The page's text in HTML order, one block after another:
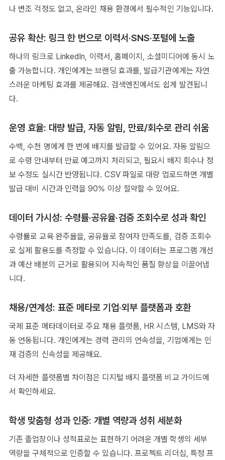
나 변조 걱정도 없고, 온라인 채용 환경에서 필수적인 기능입니다.
공유 확산: 링크 한 번으로 이력서·SNS·포털에 노출
하나의 링크로 LinkedIn, 이력서, 홈페이지, 소셜미디어에 동시 노
출 가능합니다. 개인에게는 브랜딩 효과를, 발급기관에게는 자연
스러운 마케팅 효과를 제공해요. 검색엔진에서도 쉽게 발견됩니
다.
운영 효율: 대량 발급, 자동 알림, 만료/회수로 관리 쉬움
수백, 수천 명에게 한 번에 배지를 발급할 수 있어요. 자동 알림으
로 수령 안내부터 만료 예고까지 처리되고, 필요시 배지 회수나 정
보 수정도 실시간 반영됩니다. CSV 파일로 대량 업로드하면 개별
발급 대비 시간과 인력을 90% 이상 절약할 수 있어요.
데이터 가시성: 수령률·공유율·검증 조회수로 성과 확인
수령률로 교육 완주율을, 공유율로 참여자 만족도를, 검증 조회수
로 실제 활용도를 측정할 수 있습니다. 이 데이터는 프로그램 개선
과 예산 배분의 근거로 활용되어 지속적인 품질 향상을 이끌어냅
니다.
채용/연계성: 표준 메타로 기업·외부 플랫폼과 호환
국제 표준 메타데이터로 주요 채용 플랫폼, HR 시스템, LMS와 자
동 연동됩니다. 개인에게는 경력 관리의 연속성을, 기업에게는 인
재 검증의 신속성을 제공해요.
더 자세한 플랫폼별 차이점은 디지털 배지 플랫폼 비교 가이드에
서 확인하세요.
학생 맞춤형 성과 인증: 개별 역량과 성취 세분화
기존 졸업장이나 성적표로는 표현하기 어려운 개별 학생의 세부
역량을 구체적으로 인증할 수 있습니다. 프로젝트 리더십, 특정 프